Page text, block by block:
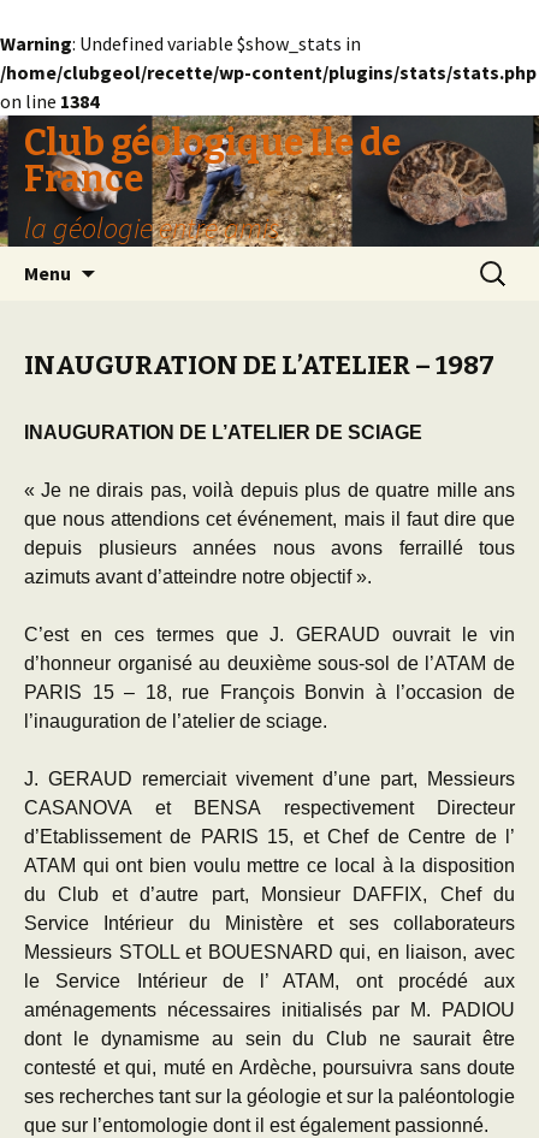
Warning: Undefined variable $show_stats in
/home/clubgeol/recette/wp-content/plugins/stats/stats.php
on line 1384
Club géologique Ile de
France
la géologie entre amis
Menu
INAUGURATION DE L’ATELIER – 1987
INAUGURATION DE L’ATELIER DE SCIAGE
« Je ne dirais pas, voilà depuis plus de quatre mille ans
que nous attendions cet événement, mais il faut dire que
depuis plusieurs années nous avons ferraillé tous
azimuts avant d’atteindre notre objectif ».
C’est en ces termes que J. GERAUD ouvrait le vin
d’honneur organisé au deuxième sous-sol de l’ATAM de
PARIS 15 – 18, rue François Bonvin à l’occasion de
l’inauguration de l’atelier de sciage.
J. GERAUD remerciait vivement d’une part, Messieurs
CASANOVA et BENSA respectivement Directeur
d’Etablissement de PARIS 15, et Chef de Centre de l’
ATAM qui ont bien voulu mettre ce local à la disposition
du Club et d’autre part, Monsieur DAFFIX, Chef du
Service Intérieur du Ministère et ses collaborateurs
Messieurs STOLL et BOUESNARD qui, en liaison, avec
le Service Intérieur de l’ ATAM, ont procédé aux
aménagements nécessaires initialisés par M. PADIOU
dont le dynamisme au sein du Club ne saurait être
contesté et qui, muté en Ardèche, poursuivra sans doute
ses recherches tant sur la géologie et sur la paléontologie
que sur l’entomologie dont il est également passionné.